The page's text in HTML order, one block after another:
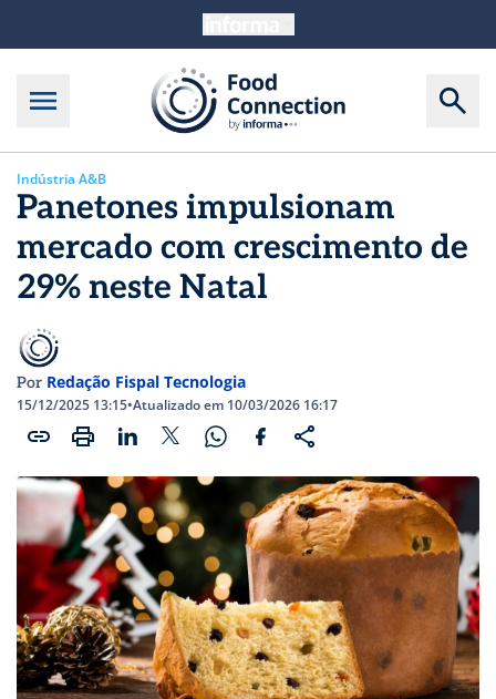
Indústria A&B
Panetones impulsionam
mercado com crescimento de
29% neste Natal
Por Redação Fispal Tecnologia
15/12/2025 13:15•Atualizado em 10/03/2026 16:17